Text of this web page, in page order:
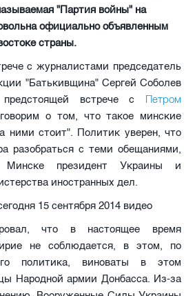
"Партия войны" на
официально объявленным
страны.
с журналистами председатель
"Батькивщина" Сергей Соболев
встрече с Петром
о том, что такое минские
ними стоит". Политик уверен, что
разобраться с теми обещаниями,
президент Украины и
иностранных дел.
что в настоящее время
не соблюдается, в этом, по
политика, виноваты в этом
Народной армии Донбасса. Из-за